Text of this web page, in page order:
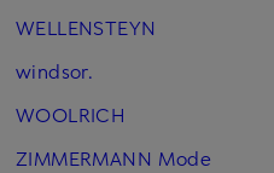
WELLENSTEYN
windsor.
WOOLRICH
ZIMMERMANN Mode